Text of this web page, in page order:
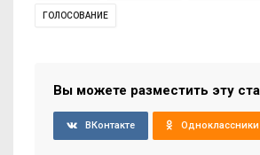
ГОЛОСОВАНИЕ
Вы можете разместить эту
ВКонтакте Одноклассники